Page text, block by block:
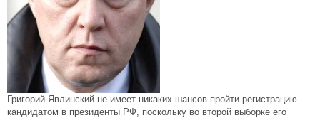
Григорий Явлинский не имеет никаких шансов пройти регистрацию
кандидатом в президенты РФ, поскольку во второй выборке его